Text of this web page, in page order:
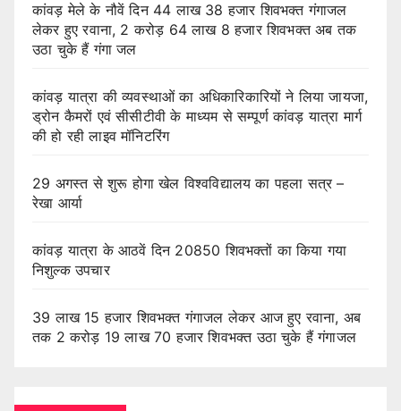
कांवड़ मेले के नौवें दिन 44 लाख 38 हजार शिवभक्त गंगाजल
लेकर हुए रवाना, 2 करोड़ 64 लाख 8 हजार शिवभक्त अब तक
उठा चुके हैं गंगा जल
कांवड़ यात्रा की व्यवस्थाओं का अधिकारिकारियों ने लिया जायजा,
ड्रोन कैमरों एवं सीसीटीवी के माध्यम से सम्पूर्ण कांवड़ यात्रा मार्ग
की हो रही लाइव मॉनिटरिंग
29 अगस्त से शुरू होगा खेल विश्वविद्यालय का पहला सत्र –
रेखा आर्या
कांवड़ यात्रा के आठवें दिन 20850 शिवभक्तों का किया गया
निशुल्क उपचार
39 लाख 15 हजार शिवभक्त गंगाजल लेकर आज हुए रवाना, अब
तक 2 करोड़ 19 लाख 70 हजार शिवभक्त उठा चुके हैं गंगाजल